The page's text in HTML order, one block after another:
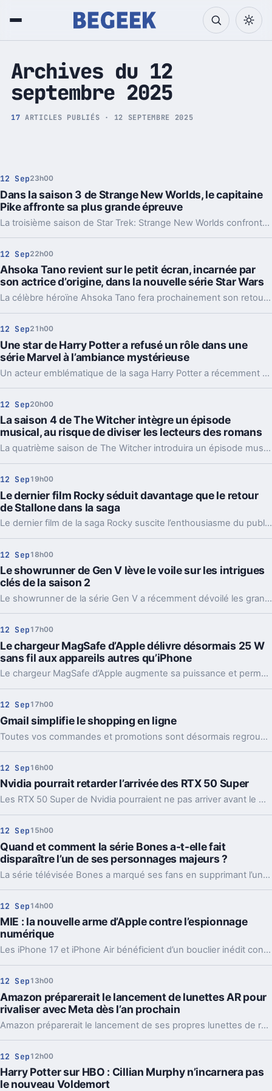
Tech et Pop culture
Archives du 12
septembre 2025
17 ARTICLES PUBLIÉS · 12 SEPTEMBRE 2025
12 Sep23h00
Dans la saison 3 de Strange New Worlds, le capitaine
Pike affronte sa plus grande épreuve
La troisième saison de Star Trek: Strange New Worlds confronte le capitaine Pike à une épreuve d’une intensité inédite, promettant des développements bouleversants pour ce personnage central et de nouveaux défis pour l’équipage de l’Enterprise.
12 Sep22h00
Ahsoka Tano revient sur le petit écran, incarnée par
son actrice d’origine, dans la nouvelle série Star Wars
La célèbre héroïne Ahsoka Tano fera prochainement son retour sur le petit écran, incarnée par l’actrice qui lui a donné vie à ses débuts. Ce nouveau projet télévisé promet de raviver la passion des fans de l’univers Star Wars.
12 Sep21h00
Une star de Harry Potter a refusé un rôle dans une
série Marvel à l’ambiance mystérieuse
Un acteur emblématique de la saga Harry Potter a récemment refusé de rejoindre une série Marvel à l’ambiance sombre et surnaturelle, suscitant la curiosité des fans sur ses choix de carrière et sur le projet en question.
12 Sep20h00
La saison 4 de The Witcher intègre un épisode
musical, au risque de diviser les lecteurs des romans
La quatrième saison de The Witcher introduira un épisode musical, une nouveauté qui suscite déjà des réactions partagées parmi les amateurs des romans originaux. Cette initiative promet de surprendre et de diviser la communauté des fans.
12 Sep 19h00
Le dernier film Rocky séduit davantage que le retour
de Stallone dans la saga
Le dernier film de la saga Rocky suscite l’enthousiasme du public et des critiques, dépassant les attentes malgré l’absence de Sylvester Stallone à l’écran. Cette nouvelle production s’impose comme un renouveau réussi pour la franchise emblématique.
12 Sep 18h00
Le showrunner de Gen V lève le voile sur les intrigues
clés de la saison 2
Le showrunner de la série Gen V a récemment dévoilé les grandes lignes narratives qui façonneront la deuxième saison, offrant un premier aperçu des axes majeurs qui attendent les fans dans la suite du spin-off de The Boys.
12 Sep 17h00
Le chargeur MagSafe d’Apple délivre désormais 25 W
sans fil aux appareils autres qu’iPhone
Le chargeur MagSafe d’Apple augmente sa puissance et permet désormais une recharge sans fil jusqu’à 25W pour certains smartphones autres que les iPhone. Cette évolution élargit les possibilités offertes aux utilisateurs d’appareils compatibles avec la technologie Qi2.
12 Sep 17h00
Gmail simplifie le shopping en ligne
Toutes vos commandes et promotions sont désormais regroupées au même endroit pour un shopping plus simple et efficace sur Gmail.
12 Sep 16h00
Nvidia pourrait retarder l’arrivée des RTX 50 Super
Les RTX 50 Super de Nvidia pourraient ne pas arriver avant le CES 2026, malgré des spécifications très attendues.
12 Sep 15h00
Quand et comment la série Bones a-t-elle fait
disparaître l’un de ses personnages majeurs ?
La série télévisée Bones a marqué ses fans en supprimant l’un de ses personnages majeurs. Le moment choisi et les circonstances entourant cette disparition ont profondément bouleversé l’intrigue, laissant une empreinte durable sur la suite de la série.
12 Sep 14h00
MIE : la nouvelle arme d’Apple contre l’espionnage
numérique
Les iPhone 17 et iPhone Air bénéficient d’un bouclier inédit contre les logiciels espions, sans impact sur les performances.
12 Sep 13h00
Amazon préparerait le lancement de lunettes AR pour
rivaliser avec Meta dès l’an prochain
Amazon préparerait le lancement de ses propres lunettes de réalité augmentée dès l’an prochain, selon des sources proches du dossier. Le géant du e-commerce entend ainsi rivaliser directement avec Meta sur ce marché technologique en pleine expansion.
12 Sep 12h00
Harry Potter sur HBO : Cillian Murphy n’incarnera pas
le nouveau Voldemort